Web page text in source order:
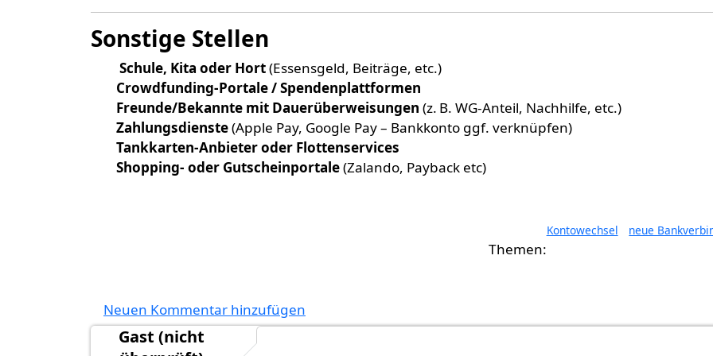
Sonstige Stellen
Schule, Kita oder Hort(Essensgeld, Beiträge, etc.)
Crowdfunding-Portale / Spendenplattformen
Freunde/Bekannte mit Dauerüberweisungen (z. B. WG-Anteil, Nachhilfe, etc.)
Zahlungsdienste(Apple Pay, Google Pay – Bankkonto ggf. verknüpfen)
Tankkarten-Anbieter oder Flottenservices
Shopping- oder Gutscheinportale(Zalando, Payback etc)
Kontowechsel neue
Neuen Kommentar hinzufügen
Gast (nicht